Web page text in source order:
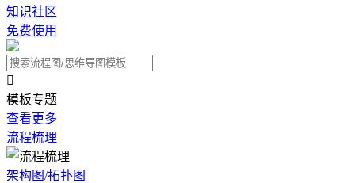
知识社区
免费使用

模板专题
查看更多
流程梳理
架构图/拓扑图